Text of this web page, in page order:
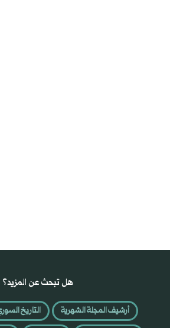
هل تبحث عن المزيد؟
أرشيف المجلة الشهرية التاريخ